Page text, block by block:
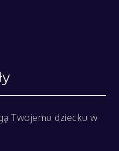
Twojemu dziecku w